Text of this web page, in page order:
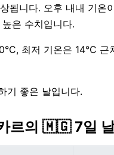
됩니다. 오후 내내 기온
은 수치입니다.
최저 기온은 14°C
기 좋은 날입니다.
르의 🇲🇬 7일